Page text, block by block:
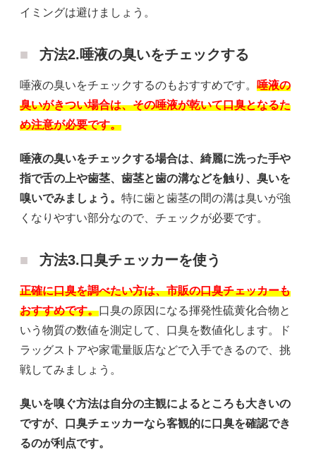
イミングは避けましょう。
方法2.唾液の臭いをチェックする
唾液の臭いをチェックするのもおすすめです。 唾液の
臭いがきつい場合は、その唾液が乾いて口臭となるた
め注意が必要です。
唾液の臭いをチェックする場合は、綺麗に洗った手や
指で舌の上や歯茎、歯茎と歯の溝などを触り、臭いを
嗅いでみましょう。 特に歯と歯茎の間の溝は臭いが強
くなりやすい部分なので、チェックが必要です。
方法3.口臭チェッカーを使う
正確に口臭を調べたい方は、市販の口臭チェッカーも
おすすめです。口臭の原因になる揮発性硫黄化合物と
いう物質の数値を測定して、口臭を数値化します。ド
ラッグストアや家電量販店などで入手できるので、挑
戦してみましょう。
臭いを嗅ぐ方法は自分の主観によるところも大きいの
ですが、口臭チェッカーなら客観的に口臭を確認でき
るのが利点です。